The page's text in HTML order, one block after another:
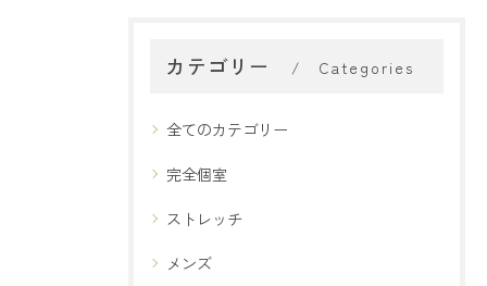
カテゴリー Categories
全てのカテゴリー
完全個室
ストレッチ
メンズ